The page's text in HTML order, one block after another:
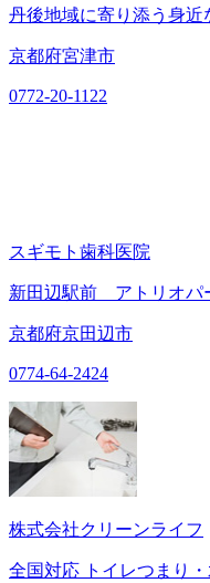
丹後地域に寄り添う身近
京都府宮津市
0772-20-1122
スギモト歯科医院
新田辺駅前 アトリオパ
京都府京田辺市
0774-64-2424
株式会社クリーンライフ
全国対応 トイレつまり